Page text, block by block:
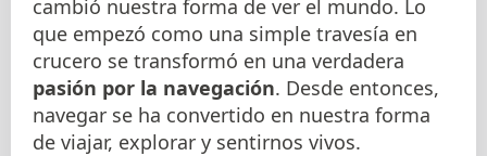
cambió nuestra forma de ver el mundo. Lo
que empezó como una simple travesía en
crucero se transformó en una verdadera
pasión por la navegación. Desde entonces,
navegar se ha convertido en nuestra forma
de viajar, explorar y sentirnos vivos.